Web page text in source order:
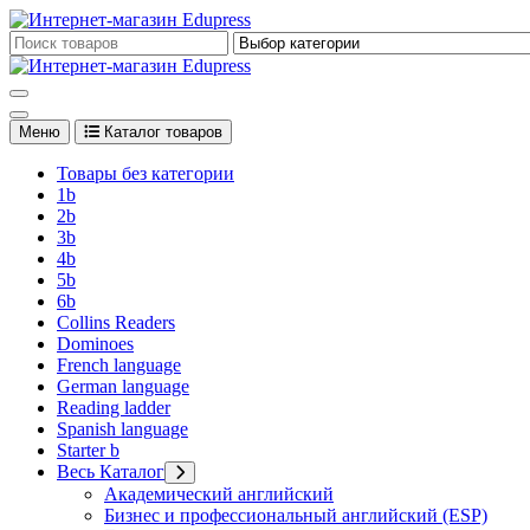
Перейти
к
содержимому
Edupress Uzbekistan, Edupress Узбекистан, книги, учебники на
Меню Каталог товаров
Товары без категории
1b
2b
3b
4b
5b
6b
Collins Readers
Dominoes
French language
German language
Reading ladder
Spanish language
Starter b
Весь Каталог
Академический английский
Бизнес и профессиональный английский (ESP)